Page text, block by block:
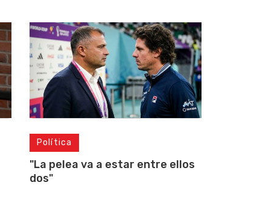
Política
"La pelea va a estar entre ellos
dos"